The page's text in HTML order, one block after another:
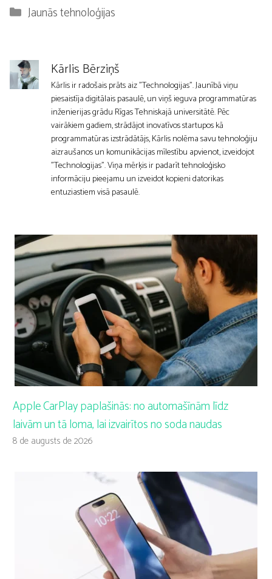
Kategorijas
Jaunās tehnoloģijas
Kārlis Bērziņš
Kārlis ir radošais prāts aiz "Technologijas". Jaunībā viņu
piesaistīja digitālais pasaulē, un viņš ieguva programmatūras
inženierijas grādu Rīgas Tehniskajā universitātē. Pēc
vairākiem gadiem, strādājot inovatīvos startupos kā
programmatūras izstrādātājs, Kārlis nolēma savu tehnoloģiju
aizraušanos un komunikācijas mīlestību apvienot, izveidojot
"Technologijas". Viņa mērķis ir padarīt tehnoloģisko
informāciju pieejamu un izveidot kopieni datorikas
entuziastiem visā pasaulē.
Apple CarPlay paplašinās: no automašīnām līdz
laivām un tā loma, lai izvairītos no soda naudas
8 de augusts de 2026